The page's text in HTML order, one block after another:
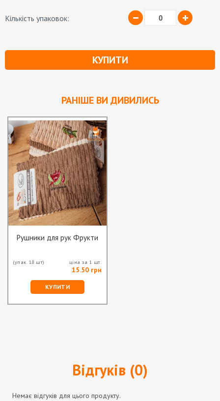
Кількість упаковок:
КУПИТИ
РАНІШЕ ВИ ДИВИЛИСЬ
Рушники для рук Фрукти
(упак. 18 шт) ціна за 1 шт.
15.50 грн
КУПИТИ
Відгуків (0)
Немає відгуків для цього продукту.